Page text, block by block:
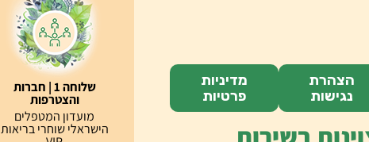
הצהרת
נגישות
מדיניות
פרטיות
שלוחה 1 | חברות
והצטרפות
מועדון המטפלים
הישראלי שוחרי בריאות